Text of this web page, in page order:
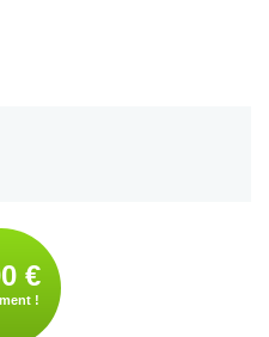
€
!